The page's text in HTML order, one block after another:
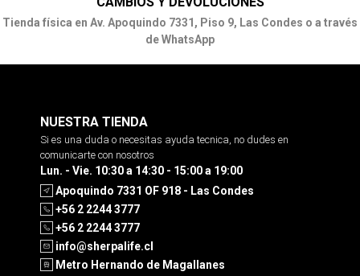
Tienda física en Av. Apoquindo 7331, Piso 9, Las Condes o a través
de WhatsApp
NUESTRA TIENDA
Si es una duda o necesitas ayuda tecnica, no dudes en
comunicarte con nosotros
Lun. - Vie. 10:30 a 14:30 - 15:00 a 19:00
Apoquindo 7331 OF 918 - Las Condes
+56 2 2244 3777
+56 2 2244 3777
info@sherpalife.cl
Metro Hernando de Magallanes